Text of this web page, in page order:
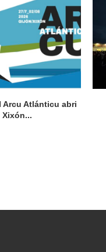
Arcu Atlánticu abri
Xixón...